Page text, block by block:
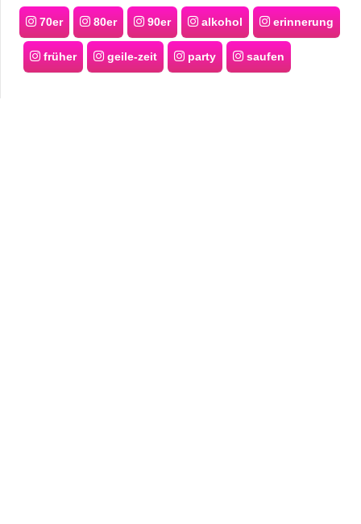
70er 80er 90er alkohol erinnerung
früher geile-zeit party saufen